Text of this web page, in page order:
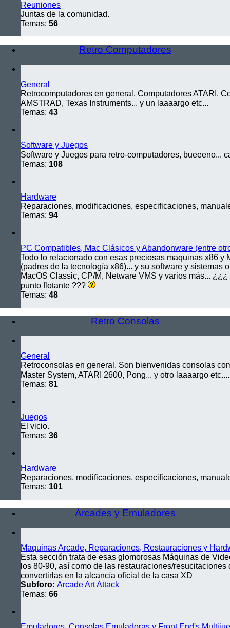
Reuniones
Juntas de la comunidad.
Temas: 56
Retro Computadores
General
Retrocomputadores en general. Computadores ATARI,
AMSTRAD, Texas Instruments... y un laaaargo etc...
Temas: 43
Software y Juegos
Software y Juegos para retro-computadores, bueeeno...
Temas: 108
Hardware
Reparaciones, modificaciones, especificaciones,
Temas: 94
PC Compatibles, Mac Clásicos y Abandonware (entre
Todo lo relacionado con esas preciosas maquinas x86 y
(padres de la tecnología x86)... y su software y sistemas
MacOS Classic, CP/M, Netware VMS y varios más...
punto flotante ???
Temas: 48
Retro Consolas
General
Retroconsolas en general. Son bienvenidas consolas
Master System, ATARI 2600, Pong... y otro laaaargo
Temas: 81
Juegos
El vicio.
Temas: 36
Hardware
Reparaciones, modificaciones, especificaciones,
Temas: 101
Arcades y Emuladores
Maquinas Arcade, Reparaciones, Restauraciones y
Esta sección trata de esas glomorosas Máquinas de
los 80-90, así como de las restauraciones/
convertirlas en la alcancía oficial de la casa XD
Subforo: Arcade Art Attack
Temas: 66